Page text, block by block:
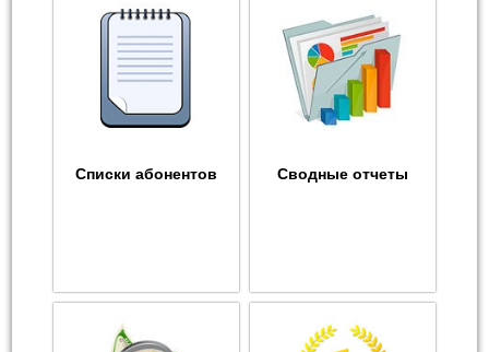
Списки абонентов Сводные отчеты